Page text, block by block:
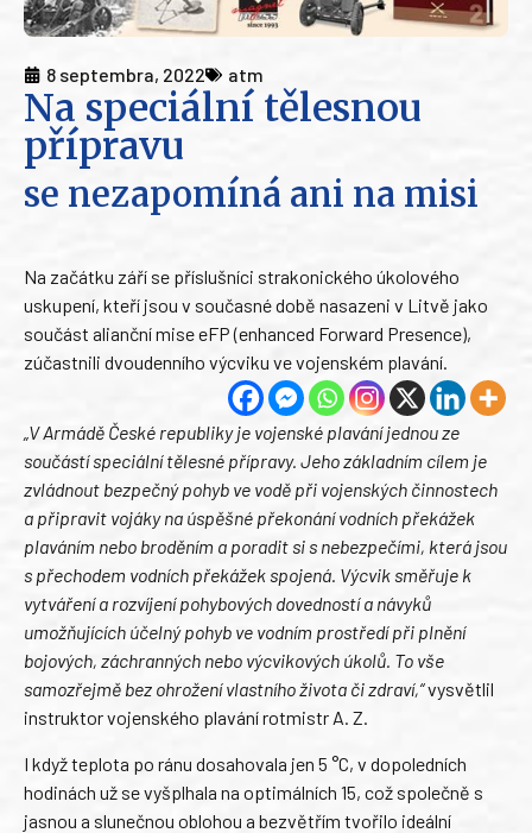
8 septembra, 2022 atm
Na speciální tělesnou
přípravu
se nezapomíná ani na misi
Na začátku září se příslušníci strakonického úkolového
uskupení, kteří jsou v současné době nasazeni v Litvě jako
součást alianční mise eFP (enhanced Forward Presence),
zúčastnili dvoudenního výcviku ve vojenském plavání.
„V Armádě České republiky je vojenské plavání jednou ze
součástí speciální tělesné přípravy. Jeho základním cílem je
zvládnout bezpečný pohyb ve vodě při vojenských činnostech
a připravit vojáky na úspěšné překonání vodních překážek
plaváním nebo broděním a poradit si s nebezpečími, která jsou
s přechodem vodních překážek spojená. Výcvik směřuje k
vytváření a rozvíjení pohybových dovedností a návyků
umožňujících účelný pohyb ve vodním prostředí při plnění
bojových, záchranných nebo výcvikových úkolů. To vše
samozřejmě bez ohrožení vlastního života či zdraví,“vysvětlil
instruktor vojenského plavání rotmistr A. Z.
I když teplota po ránu dosahovala jen 5 °C, v dopoledních
hodinách už se vyšplhala na optimálních 15, což společně s
jasnou a slunečnou oblohou a bezvětřím tvořilo ideální